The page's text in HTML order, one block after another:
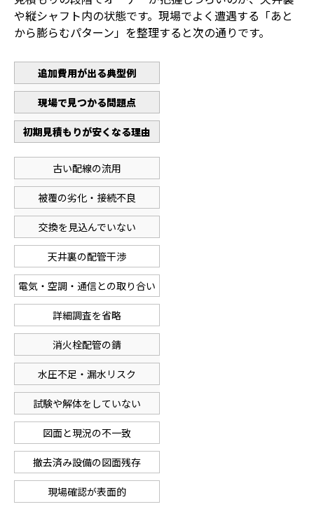
や縦シャフト内の状態です。現場でよく遭遇する「あと
から膨らむパターン」を整理すると次の通りです。
追加費用が出る典型例
現場で見つかる問題点
初期見積もりが安くなる理由
古い配線の流用
被覆の劣化・接続不良
交換を見込んでいない
天井裏の配管干渉
電気・空調・通信との取り合い
詳細調査を省略
消火栓配管の錆
水圧不足・漏水リスク
試験や解体をしていない
図面と現況の不一致
撤去済み設備の図面残存
現場確認が表面的